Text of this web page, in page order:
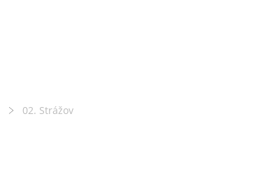
02. Strážov